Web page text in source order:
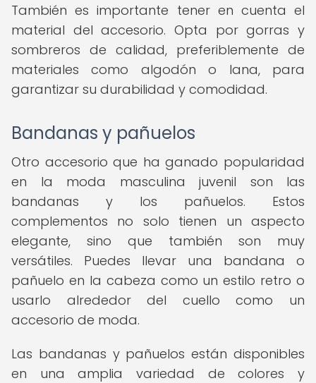
También es importante tener en cuenta el
material del accesorio. Opta por gorras y
sombreros de calidad, preferiblemente de
materiales como algodón o lana, para
garantizar su durabilidad y comodidad.
Bandanas y pañuelos
Otro accesorio que ha ganado popularidad
en la moda masculina juvenil son las
bandanas y los pañuelos. Estos
complementos no solo tienen un aspecto
elegante, sino que también son muy
versátiles. Puedes llevar una bandana o
pañuelo en la cabeza como un estilo retro o
usarlo alrededor del cuello como un
accesorio de moda.
Las bandanas y pañuelos están disponibles
en una amplia variedad de colores y